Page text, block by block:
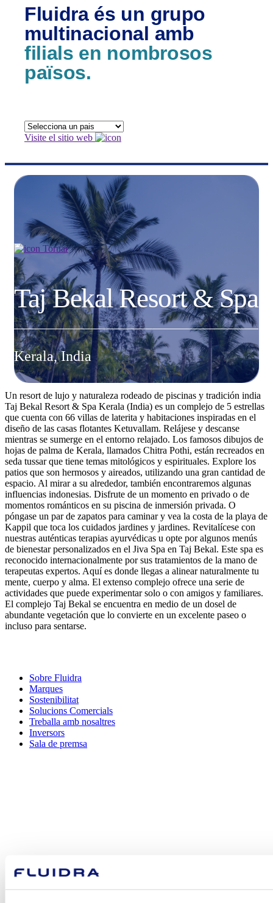
Fluidra és un grupo
multinacional amb
filials en nombrosos
països.
Visite el sitio web
Tornar
Taj Bekal Resort & Spa
Kerala, India
Un resort de lujo y naturaleza rodeado de piscinas y tradición india
Taj Bekal Resort & Spa Kerala (India) es un complejo de 5 estrellas
que cuenta con 66 villas de laterita y habitaciones inspiradas en el
diseño de las casas flotantes Ketuvallam. Relájese y descanse
mientras se sumerge en el entorno relajado. Los famosos dibujos de
hojas de palma de Kerala, llamados Chitra Pothi, están recreados en
seda tussar que tiene temas mitológicos y espirituales. Explore los
patios que son hermosos y aireados, utilizando una gran cantidad de
espacio. Al mirar a su alrededor, también encontraremos algunas
influencias indonesias. Disfrute de un momento en privado o de
momentos románticos en su piscina de inmersión privada. O
póngase un par de zapatos para caminar y vea la costa de la playa de
Kappil que toca los cuidados jardines y jardines. Revitalícese con
nuestras auténticas terapias ayurvédicas u opte por algunos menús
de bienestar personalizados en el Jiva Spa en Taj Bekal. Este spa es
reconocido internacionalmente por sus tratamientos de la mano de
terapeutas expertos. Aquí es donde llegas a alinear naturalmente tu
mente, cuerpo y alma. El extenso complejo ofrece una serie de
actividades que puede experimentar solo o con amigos y familiares.
El complejo Taj Bekal se encuentra en medio de un dosel de
abundante vegetación que lo convierte en un excelente paseo o
incluso para sentarse.
Sobre Fluidra
Marques
Sostenibilitat
Solucions Comercials
Treballa amb nosaltres
Inversors
Sala de premsa